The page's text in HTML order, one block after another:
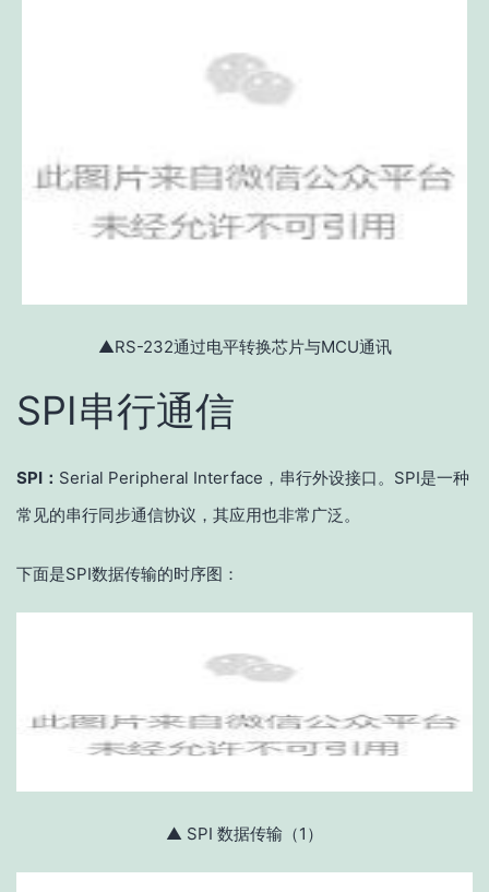
▲RS-232通过电平转换芯片与MCU通讯
SPI串行通信
SPI： Serial Peripheral Interface，串行外设接口。SPI是一种
常见的串行同步通信协议，其应用也非常广泛。
下面是SPI数据传输的时序图：
▲ SPI 数据传输（1）